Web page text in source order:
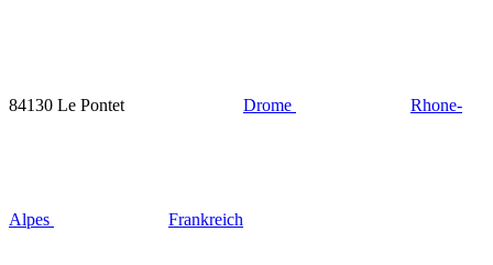
84130 Le Pontet Drome Rhone-
Alpes Frankreich